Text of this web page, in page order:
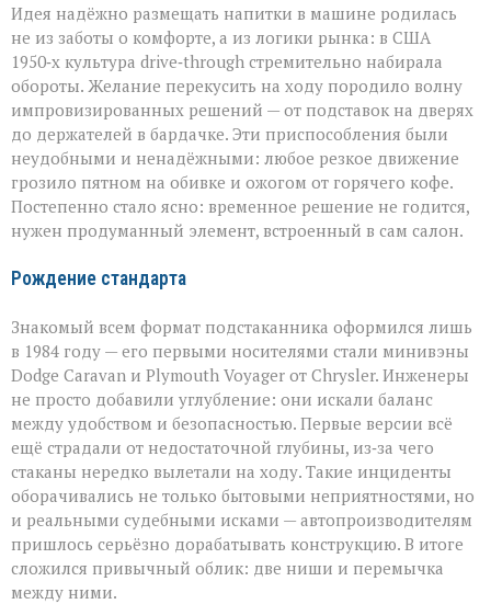
Идея надёжно размещать напитки в машине родилась
не из заботы о комфорте, а из логики рынка: в США
1950‑х культура drive‑through стремительно набирала
обороты. Желание перекусить на ходу породило волну
импровизированных решений — от подставок на дверях
до держателей в бардачке. Эти приспособления были
неудобными и ненадёжными: любое резкое движение
грозило пятном на обивке и ожогом от горячего кофе.
Постепенно стало ясно: временное решение не годится,
нужен продуманный элемент, встроенный в сам салон.
Рождение стандарта
Знакомый всем формат подстаканника оформился лишь
в 1984 году — его первыми носителями стали минивэны
Dodge Caravan и Plymouth Voyager от Chrysler. Инженеры
не просто добавили углубление: они искали баланс
между удобством и безопасностью. Первые версии всё
ещё страдали от недостаточной глубины, из‑за чего
стаканы нередко вылетали на ходу. Такие инциденты
оборачивались не только бытовыми неприятностями, но
и реальными судебными исками — автопроизводителям
пришлось серьёзно дорабатывать конструкцию. В итоге
сложился привычный облик: две ниши и перемычка
между ними.